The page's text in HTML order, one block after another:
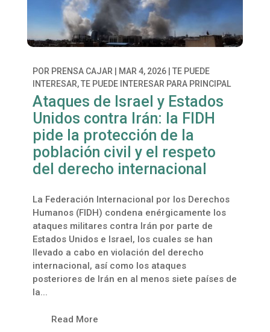
POR PRENSA CAJAR MAR 4, 2026| TE PUEDE
INTERESAR,TE PUEDE INTERESAR PARA PRINCIPAL
Ataques de Israel y Estados
Unidos contra Irán: la FIDH
pide la protección de la
población civil y el respeto
del derecho internacional
La Federación Internacional por los Derechos
Humanos (FIDH) condena enérgicamente los
ataques militares contra Irán por parte de
Estados Unidos e Israel, los cuales se han
llevado a cabo en violación del derecho
internacional, así como los ataques
posteriores de Irán en al menos siete países de
la...
Read More